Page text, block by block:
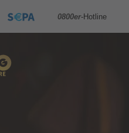
0800er-Hotline